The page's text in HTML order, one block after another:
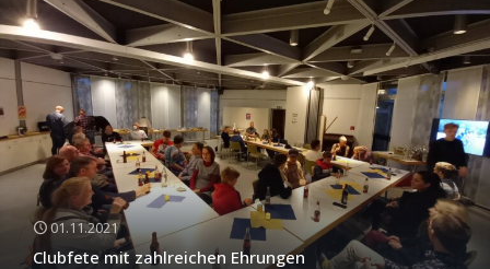
01.11.2021
Clubfete mit zahlreichen Ehrungen